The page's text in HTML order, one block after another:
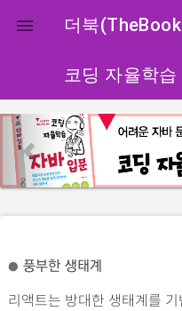
 더북
코딩 자율학
p
r
e
u
s
● 풍부한 생태계
리액트는 방대한 생태계를